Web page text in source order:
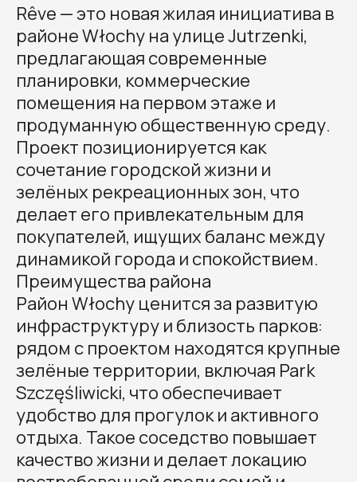
Rêve — это новая жилая инициатива в
районе Włochy на улице Jutrzenki,
предлагающая современные
планировки, коммерческие
помещения на первом этаже и
продуманную общественную среду.
Проект позиционируется как
сочетание городской жизни и
зелёных рекреационных зон, что
делает его привлекательным для
покупателей, ищущих баланс между
динамикой города и спокойствием.
Преимущества района
Район Włochy ценится за развитую
инфраструктуру и близость парков:
рядом с проектом находятся крупные
зелёные территории, включая Park
Szczęśliwicki, что обеспечивает
удобство для прогулок и активного
отдыха. Такое соседство повышает
качество жизни и делает локацию